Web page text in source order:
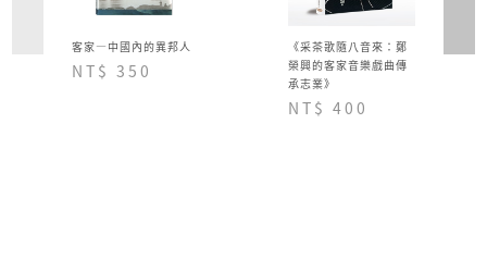
客家—中國內的異邦人
NT$ 350
《采茶歌隨八音來：鄭
榮興的客家音樂戲曲傳
承志業》
NT$ 400